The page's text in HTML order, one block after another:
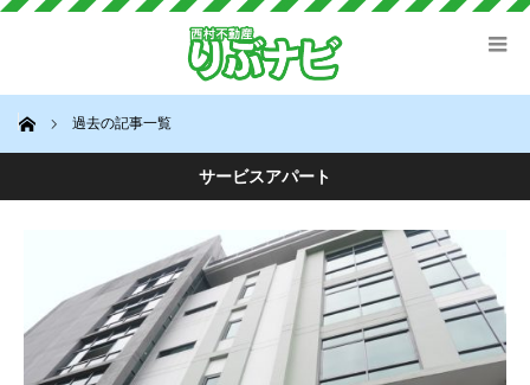
ホーム 過去の記事一覧
サービスアパート